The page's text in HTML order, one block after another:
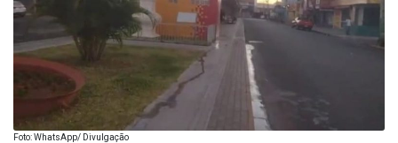
Foto: WhatsApp/ Divulgação